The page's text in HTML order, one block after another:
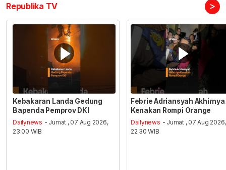
Republika TV >
Kebakaran Landa Gedung
Bapenda Pemprov DKI
Dailynews - Jumat , 07 Aug 2026,
23:00 WIB
Febrie Adriansyah Akhirnya
Kenakan Rompi Orange
Dailynews - Jumat , 07 Aug 2026,
22:30 WIB